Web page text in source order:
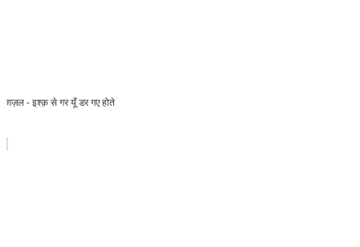
ग़ज़ल - इश्क़ से गर यूँ डर गए होते